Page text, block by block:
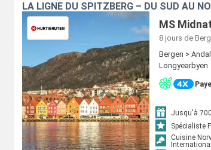
LA LIGNE DU SPITZBERG – DU SUD AU
MS
8 jours de
Bergen >
Longyearbyen
Jusqu'à
Spécialiste
Cuisine